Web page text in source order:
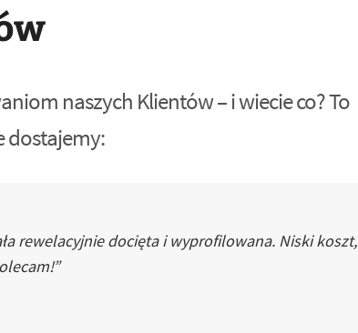
naszych Klientów – i wiecie co? To
dostajemy:
rewelacyjnie docięta i wyprofilowana. Niski koszt,